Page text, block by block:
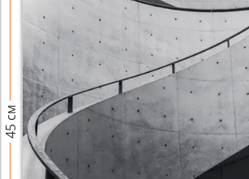
45 см